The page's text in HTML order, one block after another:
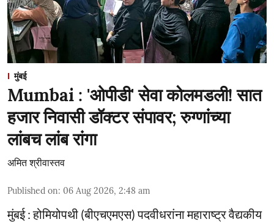
मुंबई
Mumbai : 'ओपीडी' सेवा कोलमडली! सात
हजार निवासी डॉक्टर संपावर; रुग्णांच्या
लांबच लांब रांगा
अमित श्रीवास्तव
Published on: 06 Aug 2026, 2:48 am
मुंबई : होमियोपथी (बीएचएमएस) पदवीधरांना महाराष्ट्र वैद्यकीय